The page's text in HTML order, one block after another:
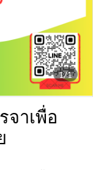
1/1
จาเพื่อ